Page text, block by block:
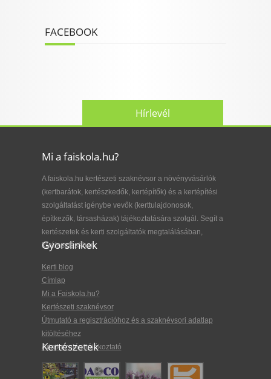
FACEBOOK
Hírlevél
Mi a faiskola.hu?
A faiskola.hu kertészeti szaknévsor a növényvásárlók
(kertbarátok, kertészkedők, kertépítők) és a kertépítési
szolgáltatást igénybe vevők (kerttulajdonosok,
építkezők, társasházak) tájékoztatására szolgál. Segít a
kertészetek és kerti szolgáltatók megtalálásában,
kiválasztásában.
Gyorslinkek
Kerti blog
Címlap
Mi a Faiskola.hu?
Kertészeti szaknévsor
Útmutató a regisztrációhoz és a szaknévsori adatlap
kitöltéséhez
Adatkezelési tájékoztató
Kertészetek